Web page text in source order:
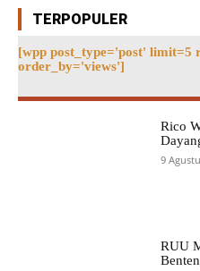
TERPOPULER
[wpp post_type='post' limit=5
order_by='views']
Rico
9
RUU